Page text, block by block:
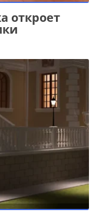
откроет